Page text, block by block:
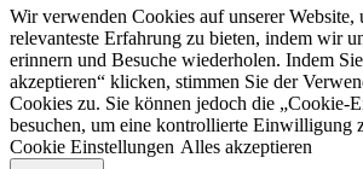
Wir verwenden Cookies auf unserer Website,
relevanteste Erfahrung zu bieten, indem wir
erinnern und Besuche wiederholen. Indem
akzeptieren“ klicken, stimmen Sie der
Cookies zu. Sie können jedoch die „Cookie-
besuchen, um eine kontrollierte Einwilligung
Cookie Einstellungen Alles akzeptieren